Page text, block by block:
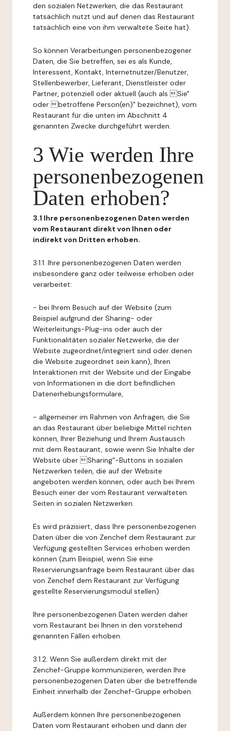
den sozialen Netzwerken, die das Restaurant
tatsächlich nutzt und auf denen das Restaurant
tatsächlich eine von ihm verwaltete Seite hat).
So können Verarbeitungen personenbezogener
Daten, die Sie betreffen, sei es als Kunde,
Interessent, Kontakt, Internetnutzer/Benutzer,
Stellenbewerber, Lieferant, Dienstleister oder
Partner, potenziell oder aktuell (auch als Sie"
oder betroffene Person(en)" bezeichnet), vom
Restaurant für die unten im Abschnitt 4
genannten Zwecke durchgeführt werden.
3 Wie werden Ihre
personenbezogenen
Daten erhoben?
3.1 Ihre personenbezogenen Daten werden
vom Restaurant direkt von Ihnen oder
indirekt von Dritten erhoben.
3.1.1. Ihre personenbezogenen Daten werden
insbesondere ganz oder teilweise erhoben oder
verarbeitet:
- bei Ihrem Besuch auf der Website (zum
Beispiel aufgrund der Sharing- oder
Weiterleitungs-Plug-ins oder auch der
Funktionalitäten sozialer Netzwerke, die der
Website zugeordnet/integriert sind oder denen
die Website zugeordnet sein kann), Ihren
Interaktionen mit der Website und der Eingabe
von Informationen in die dort befindlichen
Datenerhebungsformulare,
- allgemeiner im Rahmen von Anfragen, die Sie
an das Restaurant über beliebige Mittel richten
können, Ihrer Beziehung und Ihrem Austausch
mit dem Restaurant, sowie wenn Sie Inhalte der
Website über Sharing"-Buttons in sozialen
Netzwerken teilen, die auf der Website
angeboten werden können, oder auch bei Ihrem
Besuch einer der vom Restaurant verwalteten
Seiten in sozialen Netzwerken.
Es wird präzisiert, dass Ihre personenbezogenen
Daten über die von Zenchef dem Restaurant zur
Verfügung gestellten Services erhoben werden
können (zum Beispiel, wenn Sie eine
Reservierungsanfrage beim Restaurant über das
von Zenchef dem Restaurant zur Verfügung
gestellte Reservierungsmodul stellen).
Ihre personenbezogenen Daten werden daher
vom Restaurant bei Ihnen in den vorstehend
genannten Fällen erhoben.
3.1.2. Wenn Sie außerdem direkt mit der
Zenchef-Gruppe kommunizieren, werden Ihre
personenbezogenen Daten über die betreffende
Einheit innerhalb der Zenchef-Gruppe erhoben.
Außerdem können Ihre personenbezogenen
Daten vom Restaurant erhoben und dann der